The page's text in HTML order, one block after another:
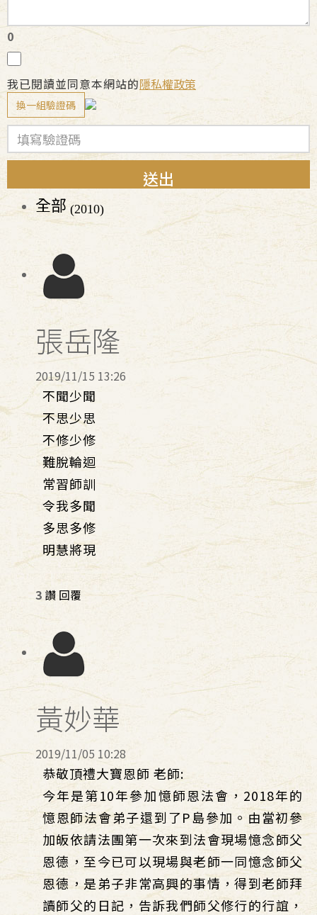
0
我已閱讀並同意本網站的隱私權政策
換一組驗證碼
送出
全部 (2010)
張岳隆
2019/11/15 13:26
不聞少聞
不思少思
不修少修
難脫輪迴
常習師訓
令我多聞
多思多修
明慧將現
3 讚 回覆
黃妙華
2019/11/05 10:28
恭敬頂禮大寶恩師 老師:
今年是第10年參加憶師恩法會，2018年的
憶恩師法會弟子還到了P島參加。由當初參
加皈依請法團第一次來到法會現場憶念師父
恩德，至今已可以現場與老師一同憶念師父
恩德，是弟子非常高興的事情，得到老師拜
讀師父的日記，告訴我們師父修行的行誼，